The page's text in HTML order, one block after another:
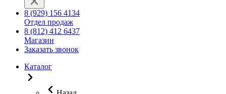
8 (929) 156 4134
Отдел продаж
8 (812) 412 6437
Магазин
Заказать звонок
Каталог